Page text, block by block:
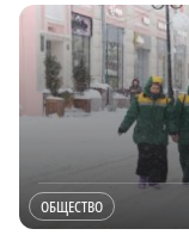
ОБЩЕСТВО